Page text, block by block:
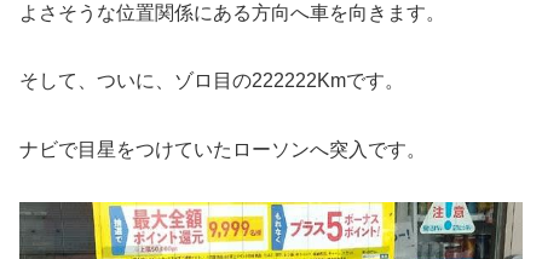
よさそうな位置関係にある方向へ車を向きます。
そして、ついに、ゾロ目の222222Kmです。
ナビで目星をつけていたローソンへ突入です。